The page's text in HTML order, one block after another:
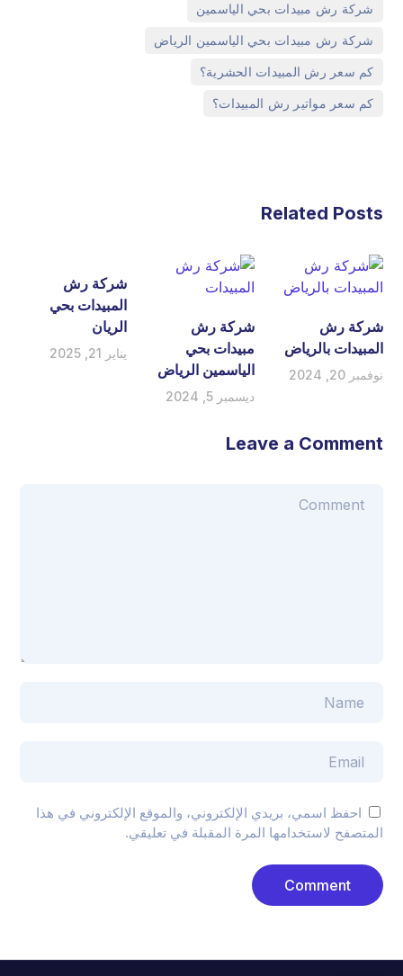
شركة رش مبيدات بحي الياسمين
شركة رش مبيدات بحي الياسمين الرياض
كم سعر رش المبيدات الحشرية؟
كم سعر مواتير رش المبيدات؟
Related Posts
شركة رش
المبيدات بحي
الريان
يناير 21, 2025
شركة رش
مبيدات بحي
الياسمين الرياض
ديسمبر 5, 2024
شركة رش
المبيدات بالرياض
نوفمبر 20, 2024
Leave a Comment
احفظ اسمي، بريدي الإلكتروني، والموقع الإلكتروني في هذا
المتصفح لاستخدامها المرة المقبلة في تعليقي.